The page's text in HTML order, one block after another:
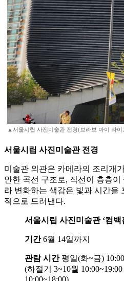
▲서울시립 사진미술관 전경(브라보 마이 라이
서울시립 사진미술관 전경
미술관 외관은 카메라의 조리개
안한 곡선 구조로, 직선이 층층
라 변화하는 색감은 빛과 시간을
적으로 드러낸다.
서울시립 사진미술관 ‘컴백
기간6월 14일까지
관람 시간평일(화~금)
(하절기 3~10월